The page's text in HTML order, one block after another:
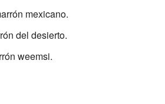
mexicano.
del desierto.
weemsi.